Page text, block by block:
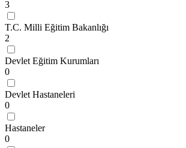
3
T.C. Milli Eğitim Bakanlığı
2
Devlet Eğitim Kurumları
0
Devlet Hastaneleri
0
Hastaneler
0